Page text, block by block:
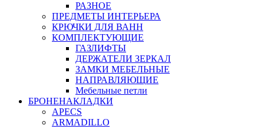
РАЗНОЕ
ПРЕДМЕТЫ ИНТЕРЬЕРА
КРЮЧКИ ДЛЯ ВАНН
КОМПЛЕКТУЮЩИЕ
ГАЗЛИФТЫ
ДЕРЖАТЕЛИ ЗЕРКАЛ
ЗАМКИ МЕБЕЛЬНЫЕ
НАПРАВЛЯЮЩИЕ
Мебельные петли
БРОНЕНАКЛАДКИ
APECS
ARMADILLO